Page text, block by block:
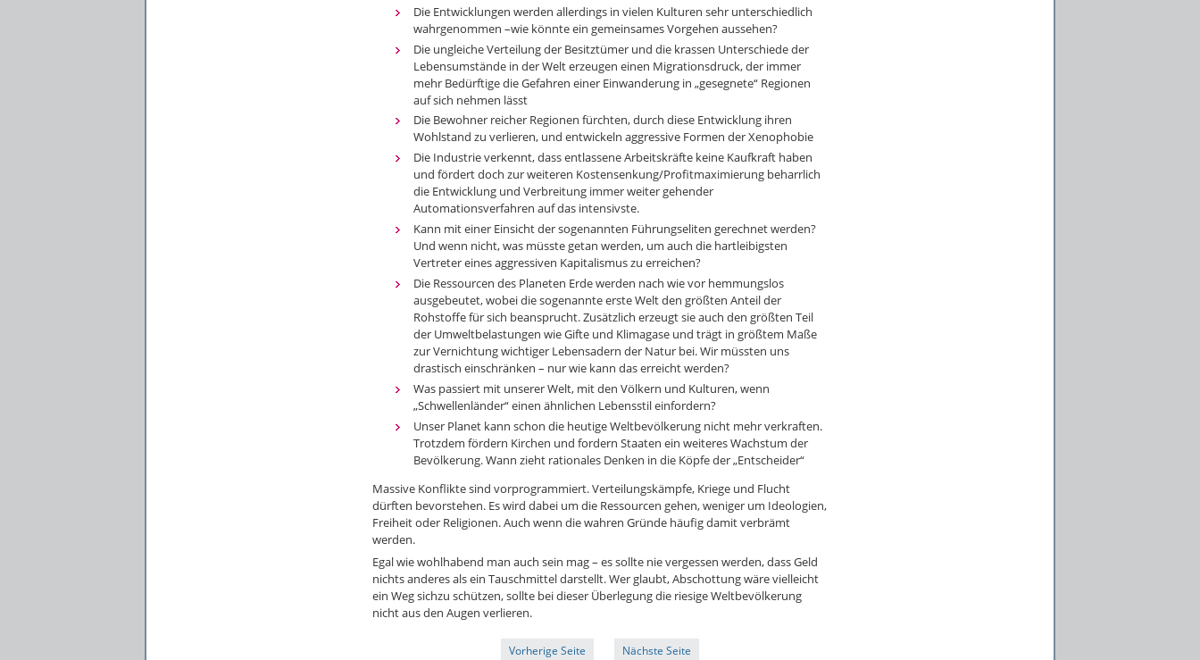
Die Entwicklungen werden allerdings in vielen Kulturen sehr unterschiedlich
wahrgenommen –wie könnte ein gemeinsames Vorgehen aussehen?
Die ungleiche Verteilung der Besitztümer und die krassen Unterschiede der
Lebensumstände in der Welt erzeugen einen Migrationsdruck, der immer
mehr Bedürftige die Gefahren einer Einwanderung in „gesegnete“ Regionen
auf sich nehmen lässt
Die Bewohner reicher Regionen fürchten, durch diese Entwicklung ihren
Wohlstand zu verlieren, und entwickeln aggressive Formen der Xenophobie
Die Industrie verkennt, dass entlassene Arbeitskräfte keine Kaufkraft haben
und fördert doch zur weiteren Kostensenkung/Profitmaximierung beharrlich
die Entwicklung und Verbreitung immer weiter gehender
Automationsverfahren auf das intensivste.
Kann mit einer Einsicht der sogenannten Führungseliten gerechnet werden?
Und wenn nicht, was müsste getan werden, um auch die hartleibigsten
Vertreter eines aggressiven Kapitalismus zu erreichen?
Die Ressourcen des Planeten Erde werden nach wie vor hemmungslos
ausgebeutet, wobei die sogenannte erste Welt den größten Anteil der
Rohstoffe für sich beansprucht. Zusätzlich erzeugt sie auch den größten Teil
der Umweltbelastungen wie Gifte und Klimagase und trägt in größtem Maße
zur Vernichtung wichtiger Lebensadern der Natur bei. Wir müssten uns
drastisch einschränken – nur wie kann das erreicht werden?
Was passiert mit unserer Welt, mit den Völkern und Kulturen, wenn
„Schwellenländer“ einen ähnlichen Lebensstil einfordern?
Unser Planet kann schon die heutige Weltbevölkerung nicht mehr verkraften.
Trotzdem fördern Kirchen und fordern Staaten ein weiteres Wachstum der
Bevölkerung. Wann zieht rationales Denken in die Köpfe der „Entscheider“
Massive Konflikte sind vorprogrammiert. Verteilungskämpfe, Kriege und Flucht
dürften bevorstehen. Es wird dabei um die Ressourcen gehen, weniger um Ideologien,
Freiheit oder Religionen. Auch wenn die wahren Gründe häufig damit verbrämt
werden.
Egal wie wohlhabend man auch sein mag – es sollte nie vergessen werden, dass Geld
nichts anderes als ein Tauschmittel darstellt. Wer glaubt, Abschottung wäre vielleicht
ein Weg sichzu schützen, sollte bei dieser Überlegung die riesige Weltbevölkerung
nicht aus den Augen verlieren.
Vorherige Seite Nächste Seite